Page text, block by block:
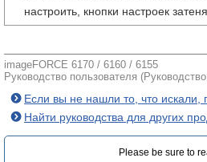
настроить, кнопки настроек
imageFORCE 6170 / 6160 / 6155
Руководство пользователя
Если вы не нашли то, что искали,
Найти руководства для других
Please be sure to